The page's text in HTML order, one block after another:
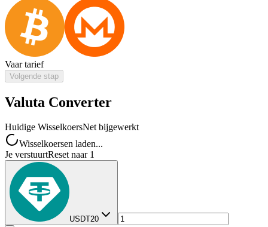
Vaar tarief
Volgende stap
Valuta Converter
Huidige WisselkoersNet bijgewerkt
Wisselkoersen laden...
Je verstuurtReset naar 1
USDT20